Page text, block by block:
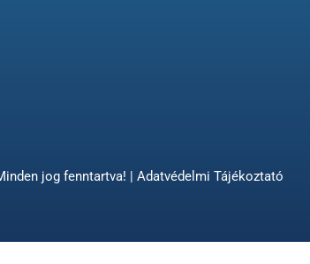
jog fenntartva! |Adatvédelmi Tájékoztató